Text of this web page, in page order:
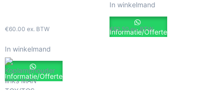
€60.00 ex. BTW
In winkelmand
Informatie/Offerte
€82.50 ex. BTW
In winkelmand
Informatie/Offerte